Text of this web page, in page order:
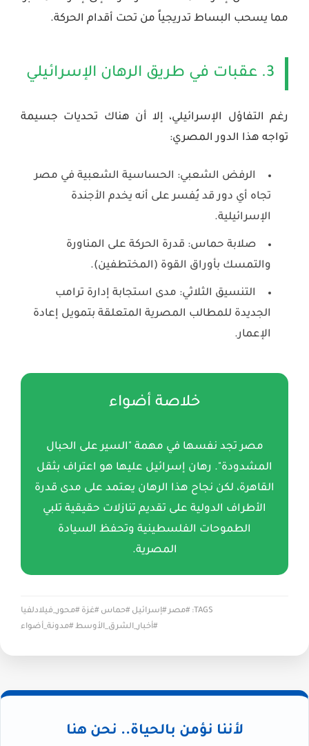
مما يسحب البساط تدريجياً من تحت أقدام الحركة.
3. عقبات في طريق الرهان الإسرائيلي
رغم التفاؤل الإسرائيلي، إلا أن هناك تحديات جسيمة
تواجه هذا الدور المصري:
الرفض الشعبي: الحساسية الشعبية في مصر
تجاه أي دور قد يُفسر على أنه يخدم الأجندة
الإسرائيلية.
صلابة حماس: قدرة الحركة على المناورة
والتمسك بأوراق القوة (المختطفين).
التنسيق الثلاثي: مدى استجابة إدارة ترامب
الجديدة للمطالب المصرية المتعلقة بتمويل إعادة
الإعمار.
خلاصة أضواء
مصر تجد نفسها في مهمة "السير على الحبال
المشدودة". رهان إسرائيل عليها هو اعتراف بثقل
القاهرة، لكن نجاح هذا الرهان يعتمد على مدى قدرة
الأطراف الدولية على تقديم تنازلات حقيقية تلبي
الطموحات الفلسطينية وتحفظ السيادة
المصرية.
TAGS: #مصر #إسرائيل #حماس #غزة #محور_فيلادلفيا
#أخبار_الشرق_الأوسط #مدونة_أضواء
لأننا نؤمن بالحياة.. نحن هنا